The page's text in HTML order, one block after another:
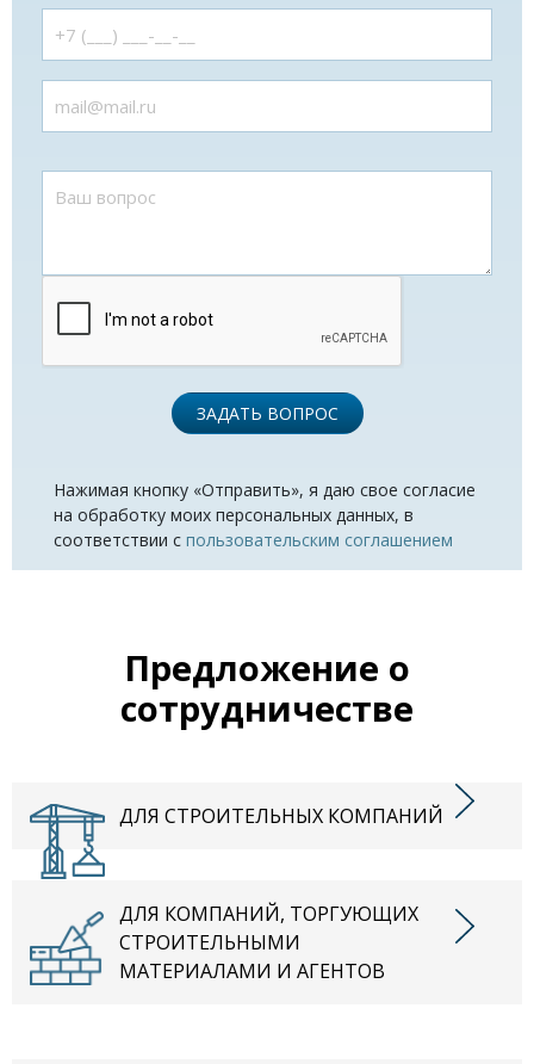
ЗАДАТЬ ВОПРОС
Нажимая кнопку «Отправить», я даю свое согласие
на обработку моих персональных данных, в
соответствии с пользовательским соглашением
Предложение о
сотрудничестве
ДЛЯ СТРОИТЕЛЬНЫХ КОМПАНИЙ
ДЛЯ КОМПАНИЙ, ТОРГУЮЩИХ
СТРОИТЕЛЬНЫМИ
МАТЕРИАЛАМИ И АГЕНТОВ